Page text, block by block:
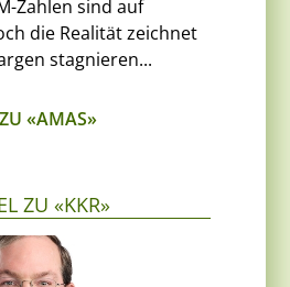
Zahlen sind auf
die Realität zeichnet
stagnieren...
«AMAS»
ZU «KKR»